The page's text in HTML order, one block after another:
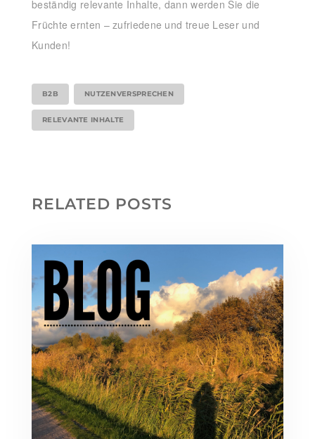
beständig relevante Inhalte, dann werden Sie die
Früchte ernten – zufriedene und treue Leser und
Kunden!
B2B NUTZENVERSPRECHEN
RELEVANTE INHALTE
RELATED POSTS